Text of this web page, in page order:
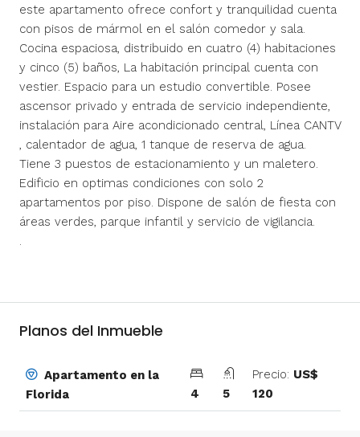
este apartamento ofrece confort y tranquilidad cuenta
con pisos de mármol en el salón comedor y sala.
Cocina espaciosa, distribuido en cuatro (4) habitaciones
y cinco (5) baños, La habitación principal cuenta con
vestier. Espacio para un estudio convertible. Posee
ascensor privado y entrada de servicio independiente,
instalación para Aire acondicionado central, Línea CANTV
, calentador de agua, 1 tanque de reserva de agua.
Tiene 3 puestos de estacionamiento y un maletero.
Edificio en optimas condiciones con solo 2
apartamentos por piso. Dispone de salón de fiesta con
áreas verdes, parque infantil y servicio de vigilancia.
.
Planos del Inmueble
Apartamento en la
Florida
4 5
Precio: US$
120